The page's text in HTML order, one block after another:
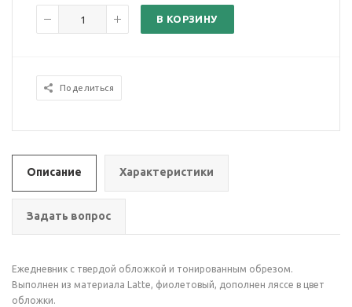
В КОРЗИНУ
Поделиться
Описание Характеристики
Задать вопрос
Ежедневник с твердой обложкой и тонированным обрезом.
Выполнен из материала Latte, фиолетовый, дополнен ляссе в цвет
обложки.